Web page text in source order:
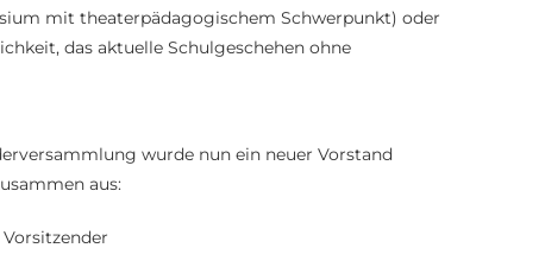
mit theaterpädagogischem Schwerpunkt) oder
das aktuelle Schulgeschehen ohne
wurde nun ein neuer Vorstand
aus:
Vorsitzender